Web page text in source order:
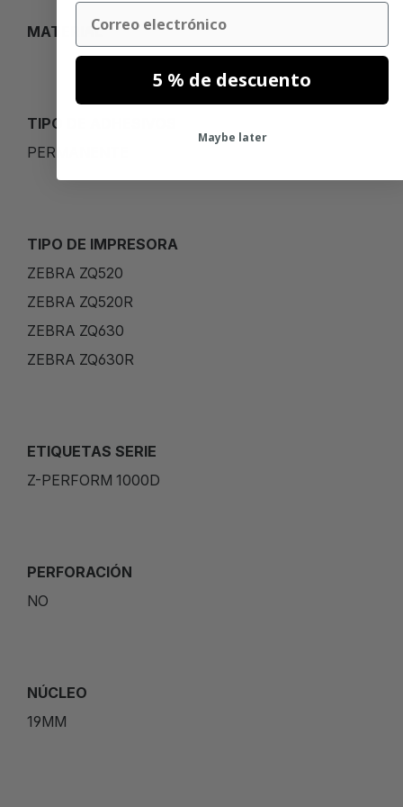
MATERIAL
TIPO DE ADHESIVOS
PERMANENTE
TIPO DE IMPRESORA
ZEBRA ZQ520
ZEBRA ZQ520R
ZEBRA ZQ630
ZEBRA ZQ630R
ETIQUETAS SERIE
Z-PERFORM 1000D
PERFORACIÓN
NO
NÚCLEO
19MM
Email
5 % de descuento
Maybe later